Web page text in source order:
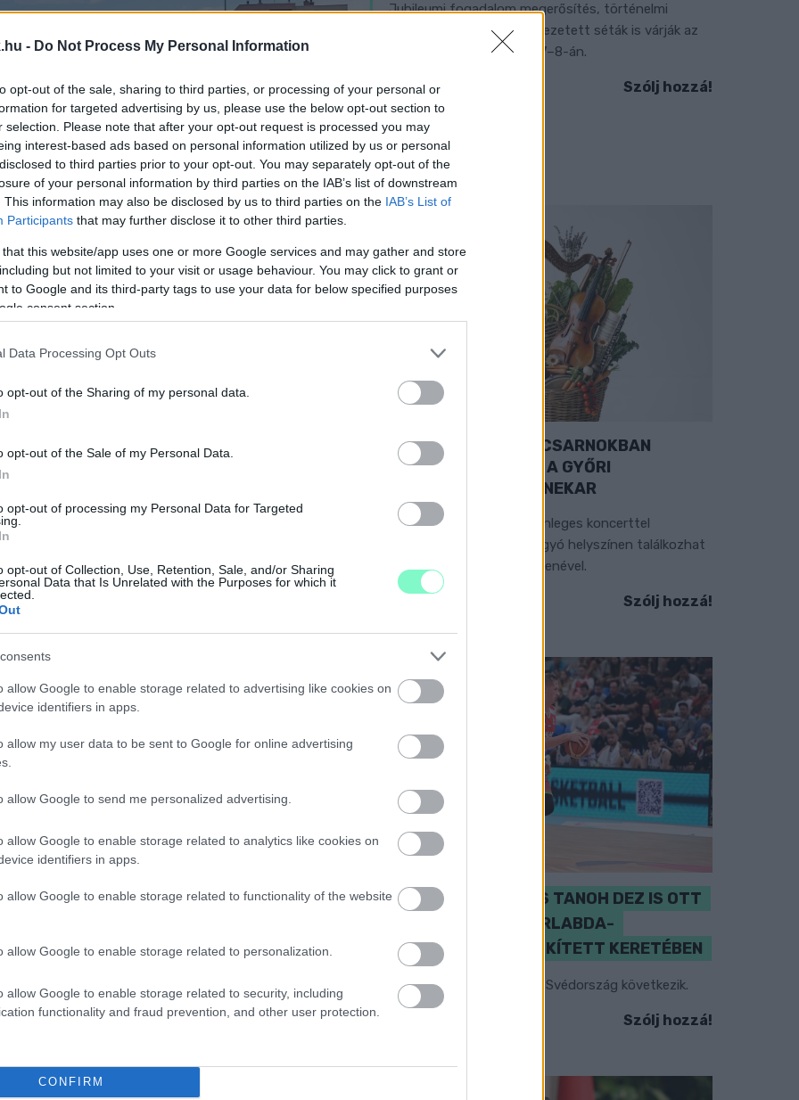
- Do Not Process My Personal Information
opt-out of the sale, sharing to third parties, or processing of your personal or
for targeted advertising by us, please use the below opt-out section to
selection. Please note that after your opt-out request is processed you may
interest-based ads based on personal information utilized by us or personal
to third parties prior to your opt-out. You may separately opt-out of the
of your personal information by third parties on the IAB’s list of downstream
This information may also be disclosed by us to third parties on the IAB’s List of
Participants that may further disclose it to other third parties.
this website/app uses one or more Google services and may gather and store
but not limited to your visit or usage behaviour. You may click to grant or
to Google and its third-party tags to use your data for below specified purposes
consent section.
Data Processing Opt Outs
opt-out of the Sharing of my personal data.
opt-out of the Sale of my Personal Data.
opt-out of processing my Personal Data for Targeted
opt-out of Collection, Use, Retention, Sale, and/or Sharing
Data that Is Unrelated with the Purposes for which it
allow Google to enable storage related to advertising like cookies on
identifiers in apps.
allow my user data to be sent to Google for online advertising
allow Google to send me personalized advertising.
allow Google to enable storage related to analytics like cookies on
identifiers in apps.
allow Google to enable storage related to functionality of the website
allow Google to enable storage related to personalization.
allow Google to enable storage related to security, including
functionality and fraud prevention, and other user protection.
CONFIRM
Felmerült, hogy körforgalom épül a
Magyar Közút végül nem járult hozzá.
Béla körút
Jubileumi fogadalom megerősítés, történelmi
felvonulás, tűzshow és vezetett séták is várják az
érdeklődőket augusztus 7–8-án.
Szólj hozzá!
EXTRA: A VÁSÁRCSARNOKBAN
NYITJA ÚJ ÉVADÁT A GYŐRI
FILHARMONIKUS ZENEKAR
A „Zenélő piac” című különleges koncerttel
szeptember 7-én rendhagyó helyszínen találkozhat
a közönség a klasszikus zenével.
Szólj hozzá!
PERL, VÁRADI ÉS TANOH DEZ IS OTT
VAN A FÉRFI KOSÁRLABDA-
VÁLOGATOTT SZŰKÍTETT KERETÉBEN
Észtország, Szlovénia és Svédország következik.
Szólj hozzá!